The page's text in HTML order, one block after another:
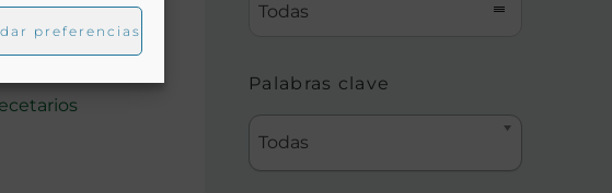
preferencias
Todas
Palabras clave
Todas